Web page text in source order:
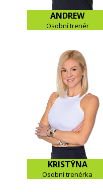
ANDREW
Osobní trenér
KRISTÝNA
Osobní trenérka